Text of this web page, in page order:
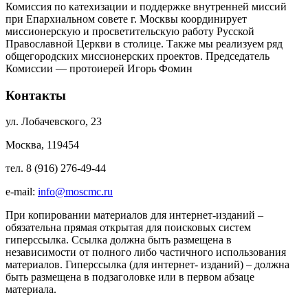
Комиссия по катехизации и поддержке внутренней миссий
при Епархиальном совете г. Москвы координирует
миссионерскую и просветительскую работу Русской
Православной Церкви в столице. Также мы реализуем ряд
общегородских миссионерских проектов. Председатель
Комиссии — протоиерей Игорь Фомин
Контакты
ул. Лобачевского, 23
Москва, 119454
тел. 8 (916) 276-49-44
e-mail: info@moscmc.ru
При копировании материалов для интернет-изданий –
обязательна прямая открытая для поисковых систем
гиперссылка. Ссылка должна быть размещена в
независимости от полного либо частичного использования
материалов. Гиперссылка (для интернет- изданий) – должна
быть размещена в подзаголовке или в первом абзаце
материала.